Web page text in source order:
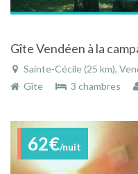
Sainte-Cécile (25 km),
Gîte
3 chambres
62€/nuit